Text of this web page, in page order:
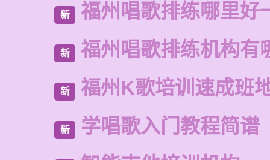
新 福州唱歌排练哪里好
新 福州唱歌排练机构有
新 福州K歌培训速成班
新 学唱歌入门教程简谱